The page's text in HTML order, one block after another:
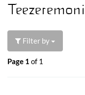
Filter by
Page 1 of 1